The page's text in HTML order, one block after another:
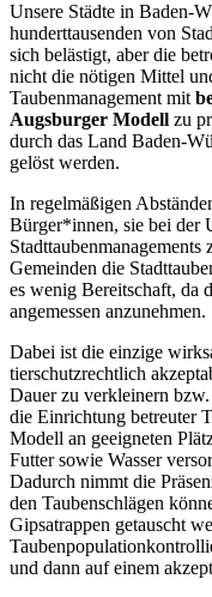
Unsere Städte in Baden-
hunderttausenden von
sich belästigt, aber die
nicht die nötigen Mittel
Taubenmanagement mit
Augsburger Modell zu
durch das Land Baden-
gelöst werden.
In regelmäßigen
Bürger*innen, sie bei der
Stadttaubenmanagements
Gemeinden die
es wenig Bereitschaft, da
angemessen anzunehmen.
Dabei ist die einzige
tierschutzrechtlich
Dauer zu verkleinern
die Einrichtung betreuter
Modell an geeigneten
Futter sowie Wasser
Dadurch nimmt die
den Taubenschlägen
Gipsatrappen getauscht
und dann auf einem